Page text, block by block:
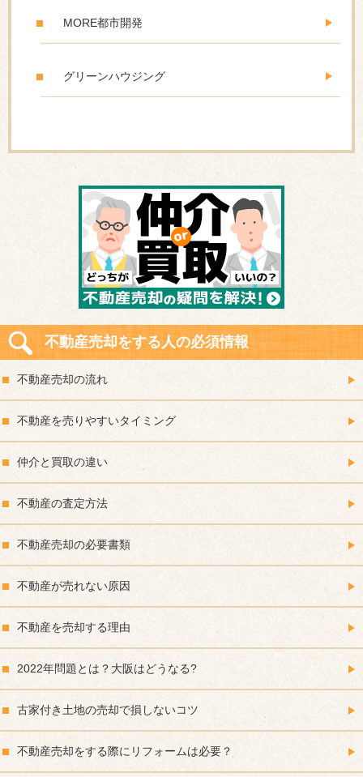
MORE都市開発
グリーンハウジング
不動産売却をする人の必須情報
不動産売却の流れ
不動産を売りやすいタイミング
仲介と買取の違い
不動産の査定方法
不動産売却の必要書類
不動産が売れない原因
不動産を売却する理由
2022年問題とは？大阪はどうなる?
古家付き土地の売却で損しないコツ
不動産売却をする際にリフォームは必要？